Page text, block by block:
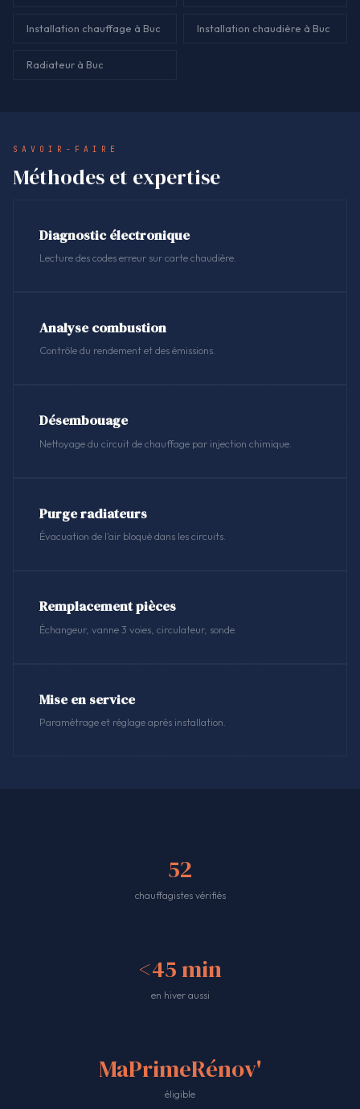
Installation chauffage à Buc Installation chaudière à Buc
Radiateur à Buc
SAVOIR-FAIRE
Méthodes et expertise
Diagnostic électronique
Lecture des codes erreur sur carte chaudière.
Analyse combustion
Contrôle du rendement et des émissions.
Désembouage
Nettoyage du circuit de chauffage par injection chimique.
Purge radiateurs
Évacuation de l'air bloqué dans les circuits.
Remplacement pièces
Échangeur, vanne 3 voies, circulateur, sonde.
Mise en service
Paramétrage et réglage après installation.
52
chauffagistes vérifiés
<45 min
en hiver aussi
MaPrimeRénov'
éligible